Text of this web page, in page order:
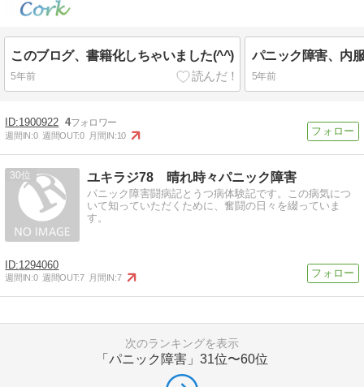
このブログ、書籍化しちゃいました(^^)
5年前 5年前
1900922 4
週間IN:0 週間OUT:0 月間IN:10
30 ユキラジ78 晴れ時々パニック障害
パニック障害闘病記とうつ病体験記です。この病気につ
いて知っていただくために、奮闘の日々を綴っていま
す。
1294060
週間IN:0 週間OUT:7 月間IN:7
次のランキングを表示
「パニック障害」 31位〜60位